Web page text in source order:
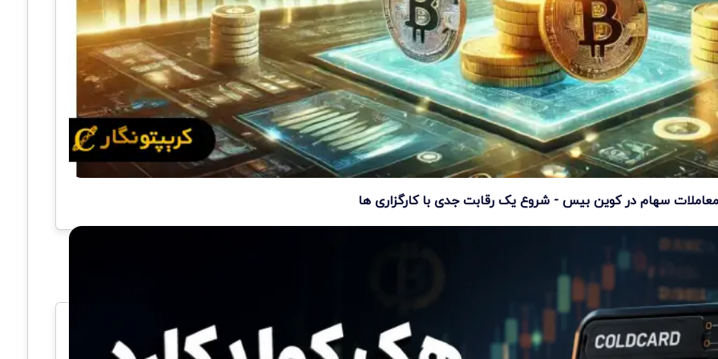
معاملات سهام در کوین بیس - شروع یک رقابت جدی با کارگزاری ها